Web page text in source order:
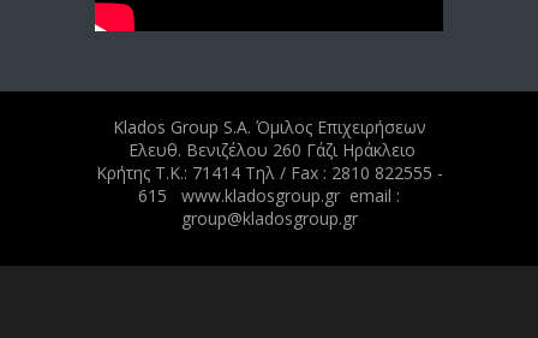
Klados Group S.A. Όμιλος Επιχειρήσεων
Ελευθ. Βενιζέλου 260 Γάζι Ηράκλειο
Κρήτης Τ.Κ.: 71414 Tηλ / Fax : 2810 822555 -
615 www.kladosgroup.gr email :
group@kladosgroup.gr